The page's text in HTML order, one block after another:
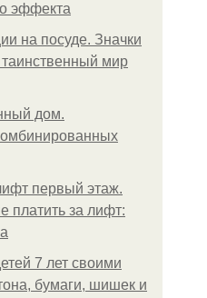
эффекта
на посуде. Значки
мир
дом.
первый этаж.
платить за лифт:
7 лет своими
бумаги, шишек и